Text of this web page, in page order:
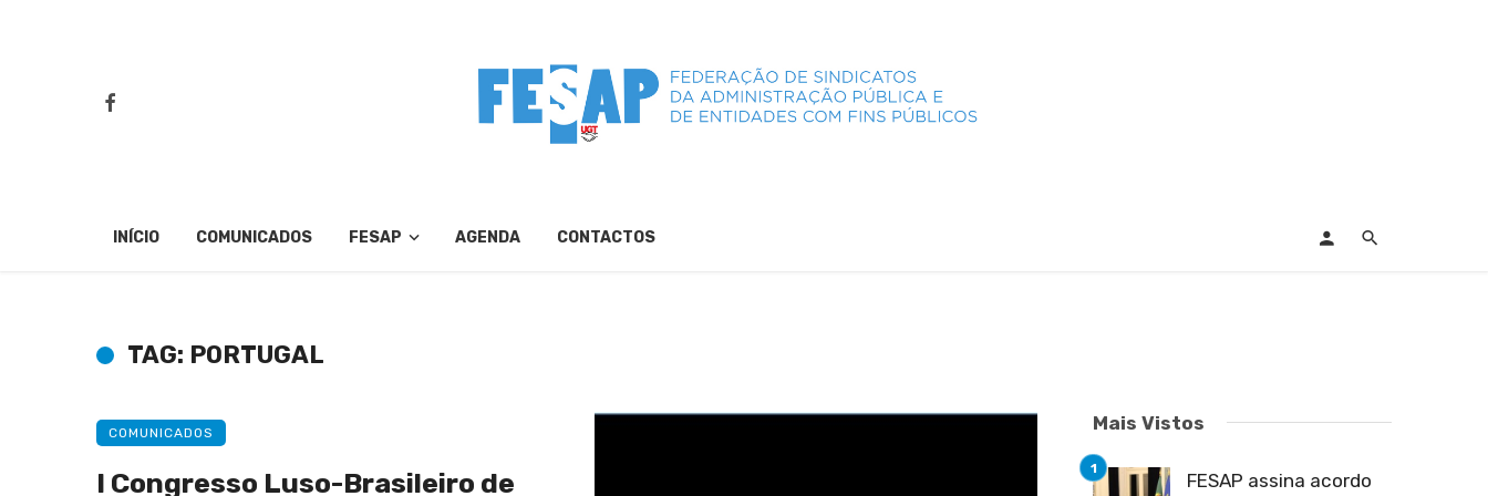
INÍCIO COMUNICADOS FESAP AGENDA CONTACTOS
TAG: PORTUGAL
COMUNICADOS
I Congresso Luso-Brasileiro de
Mais Vistos
FESAP assina acordo